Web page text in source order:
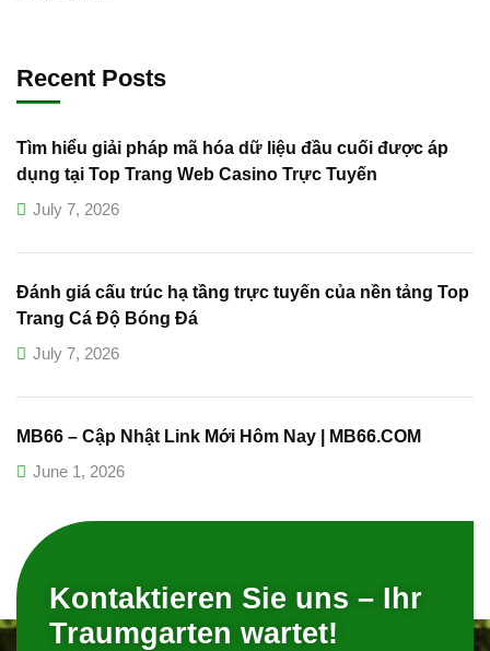
Recent Posts
Tìm hiểu giải pháp mã hóa dữ liệu đầu cuối được áp
dụng tại Top Trang Web Casino Trực Tuyến
July 7, 2026
Đánh giá cấu trúc hạ tầng trực tuyến của nền tảng Top
Trang Cá Độ Bóng Đá
July 7, 2026
MB66 – Cập Nhật Link Mới Hôm Nay | MB66.COM
June 1, 2026
Kontaktieren Sie uns – Ihr
Traumgarten wartet!